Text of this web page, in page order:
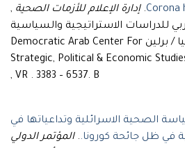
Corona
.إدارة الإعلام للأزمات الصحية ,
للدراسات الاستراتيجية والسياسية
والاقتصادية ألمانيا / برلين Democratic Arab Center For
Strategic, Political & Economic
VR . 3383 – 6537. B ,
الصحية الاسرائلية وتداعياتها في
في ظل جائحة كورونا..المؤتمر الدولي